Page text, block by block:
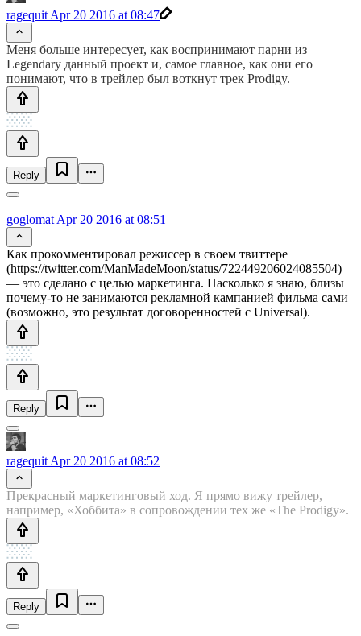
ragequit Apr 20 2016 at 08:47
Меня больше интересует, как воспринимают парни из
Legendary данный проект и, самое главное, как они его
понимают, что в трейлер был воткнут трек Prodigy.
Reply
goglomat Apr 20 2016 at 08:51
Как прокомментировал режиссер в своем твиттере
(https://twitter.com/ManMadeMoon/status/722449206024085504)
— это сделано с целью маркетинга. Насколько я знаю, близы
почему-то не занимаются рекламной кампанией фильма сами
(возможно, это результат договоренностей с Universal).
Reply
ragequit Apr 20 2016 at 08:52
Прекрасный маркетинговый ход. Я прямо вижу трейлер,
например, «Хоббита» в сопровождении тех же «The Prodigy».
Reply